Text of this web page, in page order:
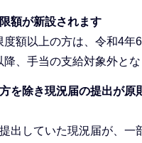
額が新設されます
度額以上の方は、令和4年
、手当の支給対象外とな
を除き現況届の提出が原
出していた現況届が、一